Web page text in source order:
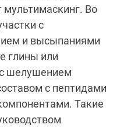
Во
с
и высыпаниями
глины или
шелушением
с пептидами
Такие